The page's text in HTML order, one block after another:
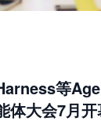
等
体大会7月